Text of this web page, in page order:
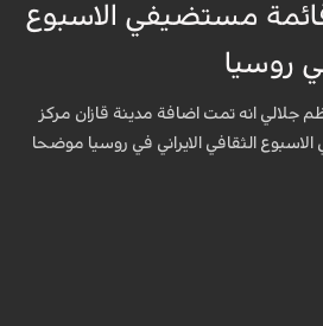
مستضيفي الاسبوع
روسيا
جلالي انه تمت اضافة مدينة قازان مركز
الثقافي الايراني في روسيا موضحا